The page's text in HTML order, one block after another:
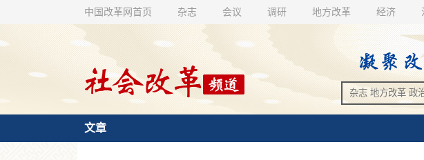
中国改革网首页 杂志 会议 调研 地方改革 经济
文章